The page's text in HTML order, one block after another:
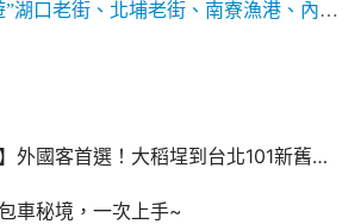
口老街、北埔老街、南寮漁港、內灣老街”
！大稻埕到台北101新舊交融一日遊，頂級賓士保母車尊榮接送
車秘境，一次上手~